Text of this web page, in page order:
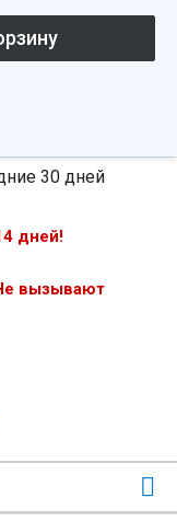
30 дней
дней!
вызывают